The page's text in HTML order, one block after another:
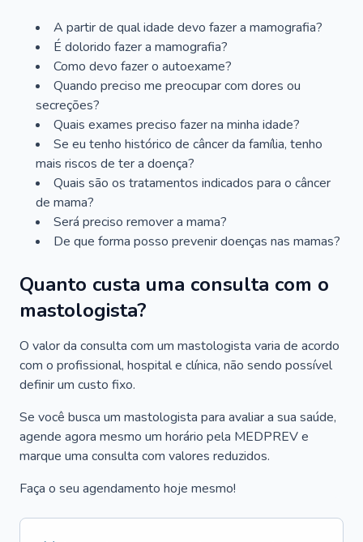
A partir de qual idade devo fazer a mamografia?
É dolorido fazer a mamografia?
Como devo fazer o autoexame?
Quando preciso me preocupar com dores ou
secreções?
Quais exames preciso fazer na minha idade?
Se eu tenho histórico de câncer da família, tenho
mais riscos de ter a doença?
Quais são os tratamentos indicados para o câncer
de mama?
Será preciso remover a mama?
De que forma posso prevenir doenças nas mamas?
Quanto custa uma consulta com o
mastologista?
O valor da consulta com um mastologista varia de acordo
com o profissional, hospital e clínica, não sendo possível
definir um custo fixo.
Se você busca um mastologista para avaliar a sua saúde,
agende agora mesmo um horário pela MEDPREV e
marque uma consulta com valores reduzidos.
Faça o seu agendamento hoje mesmo!